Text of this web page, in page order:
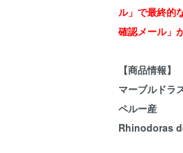
ル」で最終的
確認メール」
【商品情報】
マーブルドラ
ペルー産
Rhinodoras